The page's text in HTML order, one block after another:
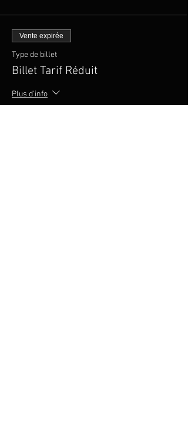
Vente expirée
Type de billet
Billet Tarif Réduit
Plus d'info